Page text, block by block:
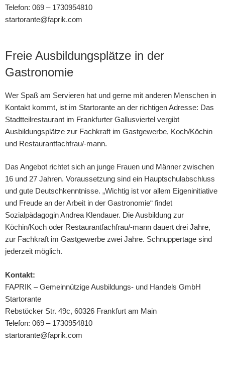
Telefon: 069 – 1730954810
startorante@faprik.com
Freie Ausbildungsplätze in der
Gastronomie
Wer Spaß am Servieren hat und gerne mit anderen Menschen in
Kontakt kommt, ist im Startorante an der richtigen Adresse: Das
Stadtteilrestaurant im Frankfurter Gallusviertel vergibt
Ausbildungsplätze zur Fachkraft im Gastgewerbe, Koch/Köchin
und Restaurantfachfrau/-mann.
Das Angebot richtet sich an junge Frauen und Männer zwischen
16 und 27 Jahren. Voraussetzung sind ein Hauptschulabschluss
und gute Deutschkenntnisse. „Wichtig ist vor allem Eigeninitiative
und Freude an der Arbeit in der Gastronomie“ findet
Sozialpädagogin Andrea Klendauer. Die Ausbildung zur
Köchin/Koch oder Restaurantfachfrau/-mann dauert drei Jahre,
zur Fachkraft im Gastgewerbe zwei Jahre. Schnuppertage sind
jederzeit möglich.
Kontakt:
FAPRIK – Gemeinnützige Ausbildungs- und Handels GmbH
Startorante
Rebstöcker Str. 49c, 60326 Frankfurt am Main
Telefon: 069 – 1730954810
startorante@faprik.com